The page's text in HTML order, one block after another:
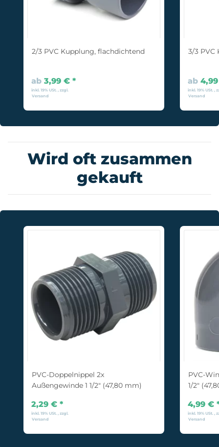
2/3 PVC Kupplung, flachdichtend
ab 3,99 € *
inkl. 19% USt. , zzgl.
Versand
3/3 PVC
ab
inkl. 19% USt. ,
Versand
Wird oft zusammen
gekauft
PVC-Doppelnippel 2x
Außengewinde 1 1/2" (47,80 mm)
2,29 € *
inkl. 19% USt. , zzgl.
Versand
PVC-
1/2"
4,99 €
inkl. 19% USt. ,
Versand